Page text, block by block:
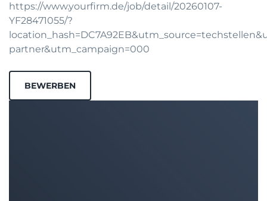
https://www.yourfirm.de/job/detail/20260107-
YF28471055/?
partner&utm_campaign=000
BEWERBEN